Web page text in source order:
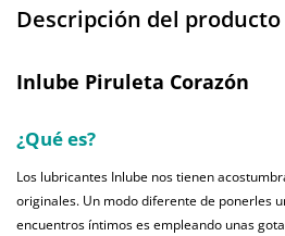
Descripción del producto
Inlube Piruleta Corazón
¿Qué es?
Los lubricantes Inlube nos tienen
originales. Un modo diferente de ponerles
encuentros íntimos es empleando unas